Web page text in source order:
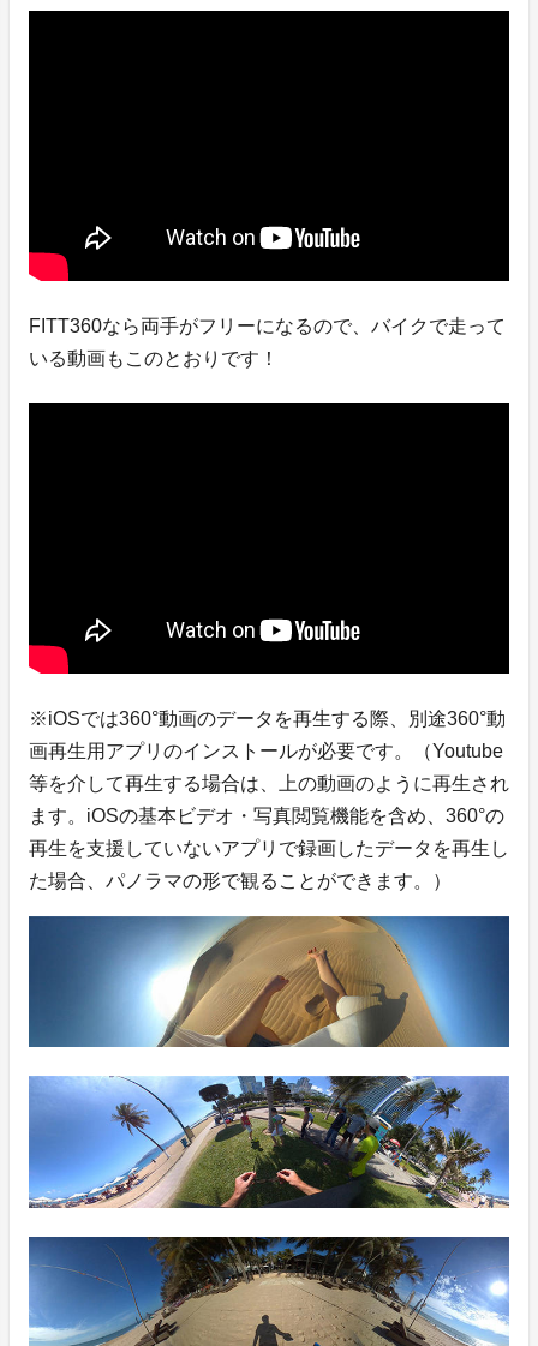
FITT360なら両手がフリーになるので、バイクで走って
いる動画もこのとおりです！
※iOSでは360°動画のデータを再生する際、別途360°動
画再生用アプリのインストールが必要です。（Youtube
等を介して再生する場合は、上の動画のように再生され
ます。iOSの基本ビデオ・写真閲覧機能を含め、360°の
再生を支援していないアプリで録画したデータを再生し
た場合、パノラマの形で観ることができます。）